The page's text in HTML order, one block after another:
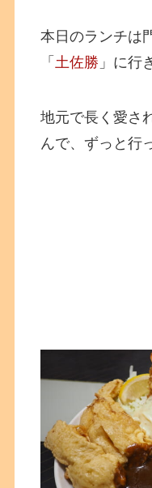
本日のランチは
「土佐勝 」に行
地元で長く愛さ
んで、ずっと行